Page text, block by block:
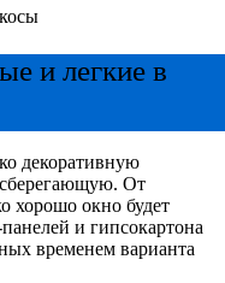
и легкие в
декоративную
От
хорошо окно будет
и гипсокартона
временем варианта